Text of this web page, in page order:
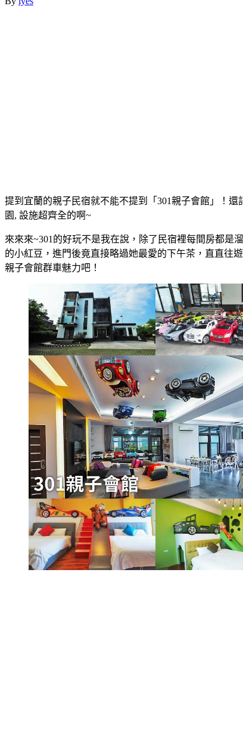
提到宜蘭的親子民宿就不能不提到「301親子會館」！
園, 設施超齊全的啊~
來來來~301的好玩不是我在說，除了民宿裡每間房都是
的小紅豆，進門後竟直接略過她最愛的下午茶，直直往
親子會館群車魅力吧！